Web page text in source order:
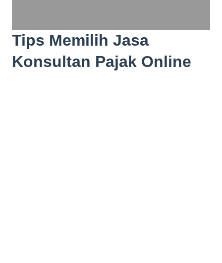
Tips Memilih Jasa
Konsultan Pajak Online